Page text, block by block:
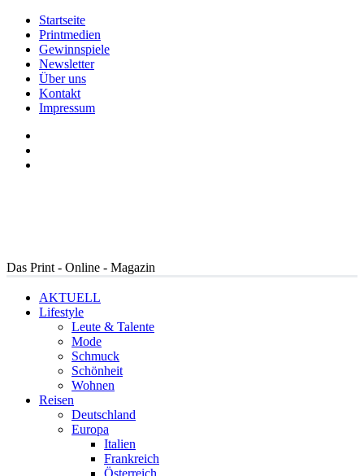
Startseite
Printmedien
Gewinnspiele
Newsletter
Über uns
Kontakt
Impressum
Das Print - Online - Magazin
AKTUELL
Lifestyle
Leute & Talente
Mode
Schmuck
Schönheit
Wohnen
Reisen
Deutschland
Europa
Italien
Frankreich
Österreich